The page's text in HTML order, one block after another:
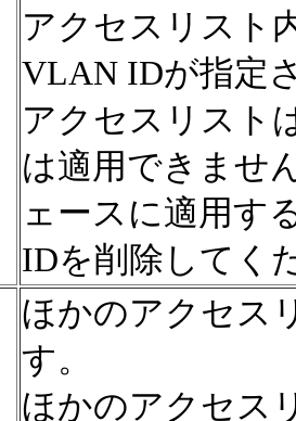
アクセスリスト
VLAN IDが指定
アクセスリスト
は適用できませ
ェースに適用す
IDを削除してく
ほかのアクセス
す。
ほかのアクセス